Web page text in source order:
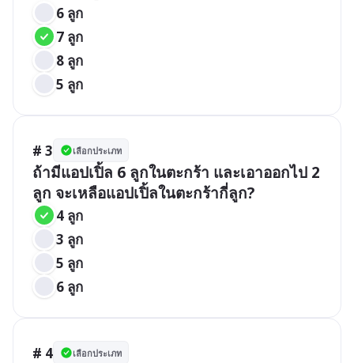
6 ลูก
7 ลูก
8 ลูก
5 ลูก
# 3 เลือกประเภท
ถ้ามีแอปเปิ้ล 6 ลูกในตะกร้า และเอาออกไป 2
ลูก จะเหลือแอปเปิ้ลในตะกร้ากี่ลูก?
4 ลูก
3 ลูก
5 ลูก
6 ลูก
# 4 เลือกประเภท